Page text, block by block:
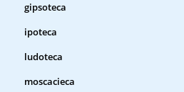
gipsoteca
ipoteca
ludoteca
moscacieca